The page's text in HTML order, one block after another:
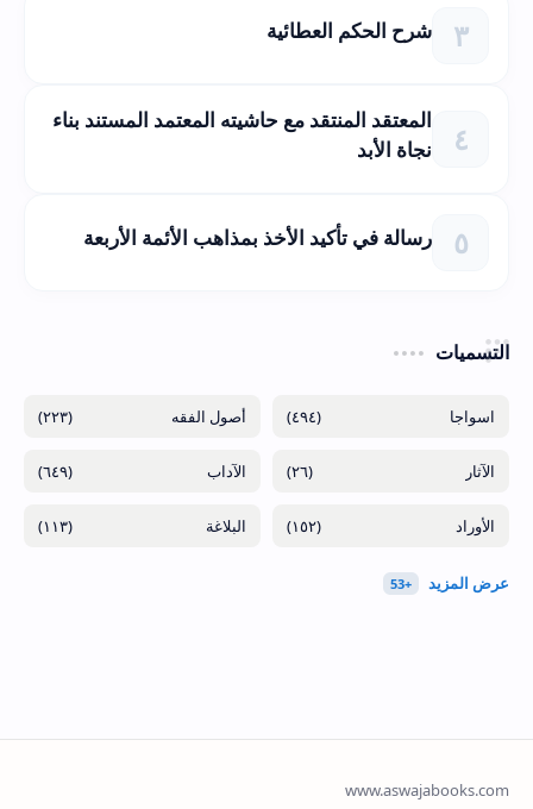
شرح الحكم العطائية
المعتقد المنتقد مع حاشيته المعتمد المستند بناء
نجاة الأبد
رسالة في تأكيد الأخذ بمذاهب الأئمة الأربعة
التسميات
(٤٩٤) (٢٢٣)
(٢٦) (٦٤٩)
(١٥٢) (١١٣)